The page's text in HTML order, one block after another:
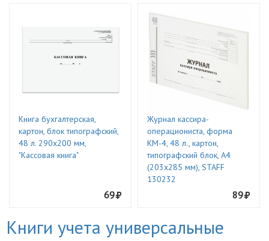
Книга бухгалтерская,
картон, блок типографский,
48 л. 290х200 мм,
"Кассовая книга"
69
Журнал кассира-
операциониста, форма
КМ-4, 48 л., картон,
типографский блок, А4
(203х285 мм), STAFF
130232
89
Книги учета универсальные